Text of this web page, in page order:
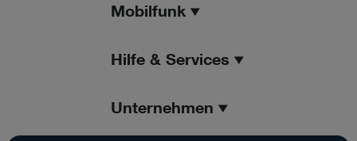
Mobilfunk
Hilfe & Services
Unternehmen